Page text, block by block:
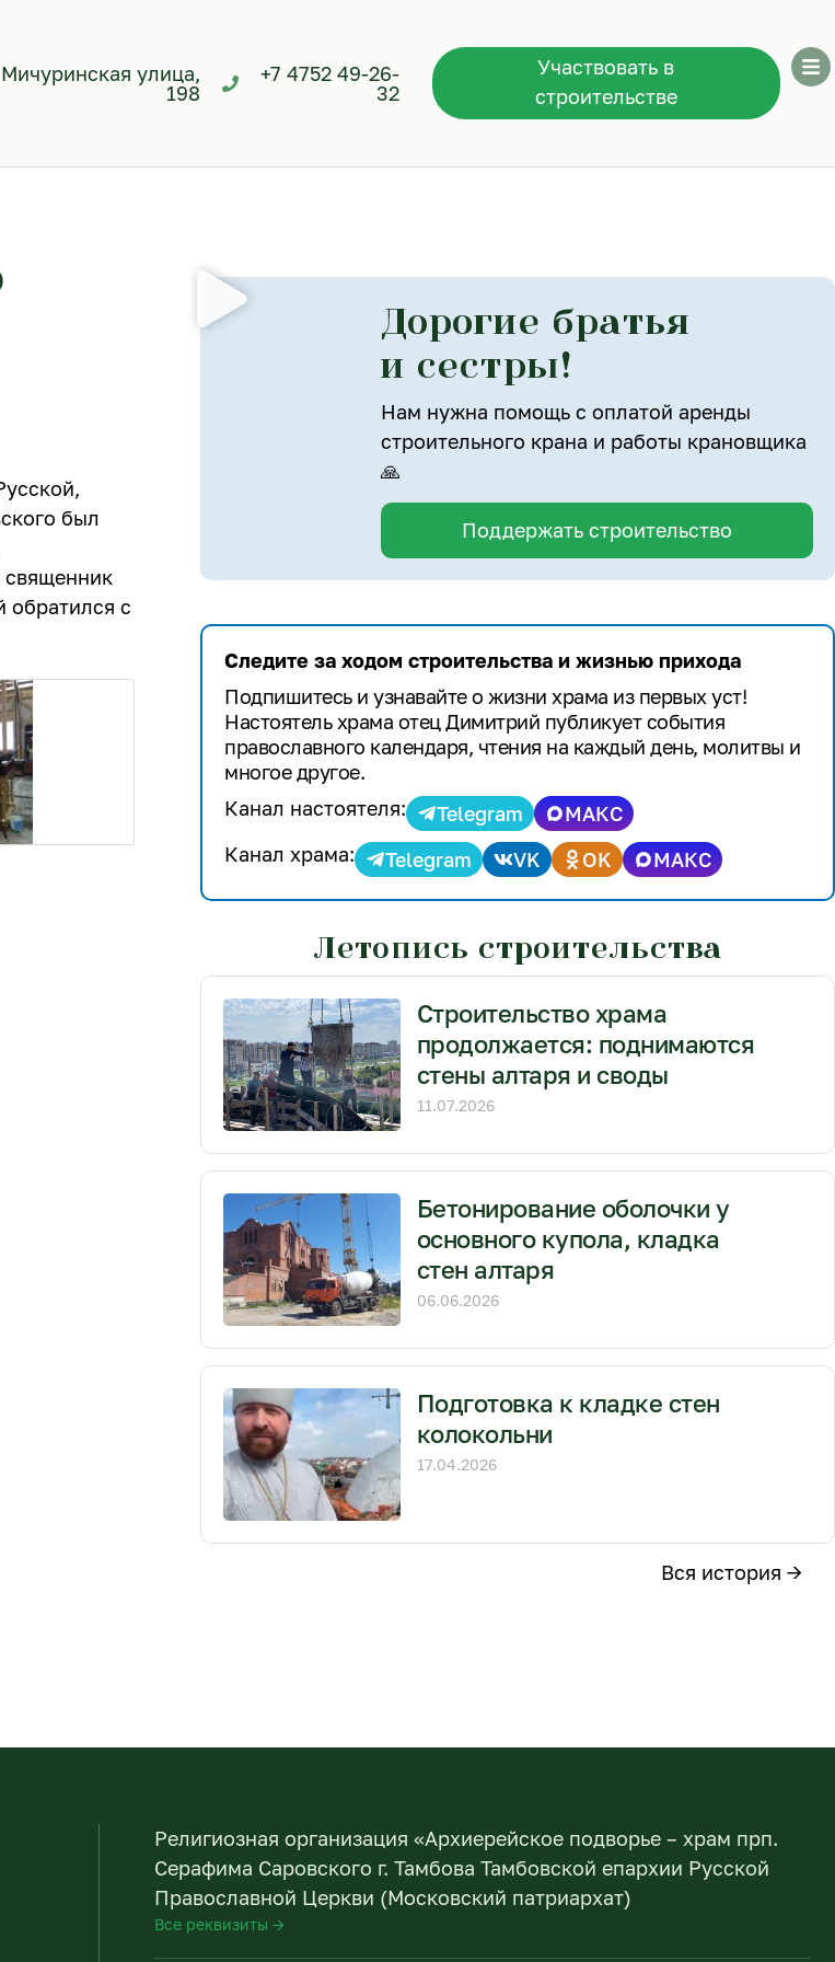
Мичуринская улица,
198
+7 4752 49-26-
32
Участвовать в
строительстве
был
священник
с
Дорогие братья
и сестры!
Нам нужна помощь с оплатой аренды
строительного крана и работы крановщика
🙏
Поддержать строительство
Следите за ходом строительства и жизнью прихода
Подпишитесь и узнавайте о жизни храма из первых уст!
Настоятель храма отец Димитрий публикует события
православного календаря, чтения на каждый день, молитвы и
многое другое.
Канал настоятеля:
Telegram
МАКС
Канал храма:
Telegram VK OK МАКС
Летопись строительства
Строительство храма
продолжается: поднимаются
стены алтаря и своды
11.07.2026
Бетонирование оболочки у
основного купола, кладка
стен алтаря
06.06.2026
Подготовка к кладке стен
колокольни
17.04.2026
Вся история →
Религиозная организация «Архиерейское подворье – храм прп.
Серафима Саровского г. Тамбова Тамбовской епархии Русской
Православной Церкви (Московский патриархат)
Все реквизиты →